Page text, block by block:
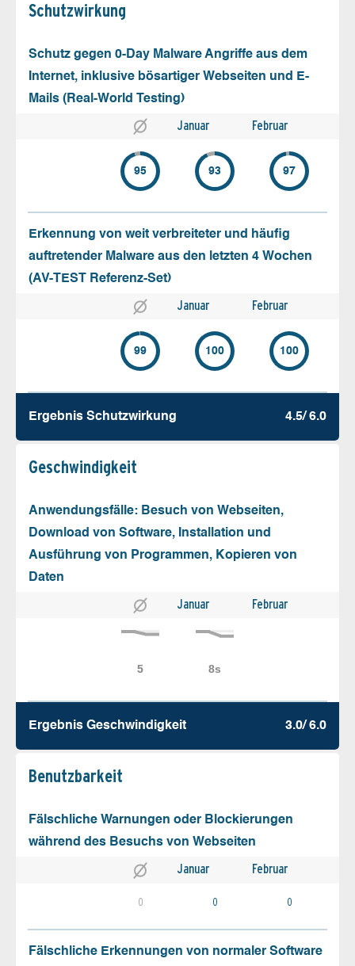
Schutz­wirkung
Schutz gegen 0-Day Malware Angriffe aus dem
Internet, inklusive bösartiger Webseiten und E-
Mails (Real-World Testing)
Januar Februar
95 93 97
Erkennung von weit verbreiteter und häufig
auftretender Malware aus den letzten 4 Wochen
(AV-TEST Referenz-Set)
Januar Februar
99 100 100
Ergebnis Schutz­wirkung 4.5/ 6.0
Geschw­indigkeit
Anwendungsfälle: Besuch von Webseiten,
Download von Software, Installation und
Ausführung von Programmen, Kopieren von
Daten
Januar Februar
Ergebnis Geschw­indigkeit 3.0/ 6.0
Benutz­barkeit
Fälschliche Warnungen oder Blockierungen
während des Besuchs von Webseiten
Januar Februar
0 0 0
Fälschliche Erkennungen von normaler Software